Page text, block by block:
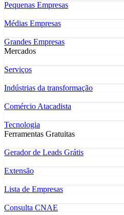
Pequenas Empresas
Médias Empresas
Grandes Empresas
Mercados
Serviços
Indústrias da transformação
Comércio Atacadista
Tecnologia
Ferramentas Gratuitas
Gerador de Leads Grátis
Extensão
Lista de Empresas
Consulta CNAE